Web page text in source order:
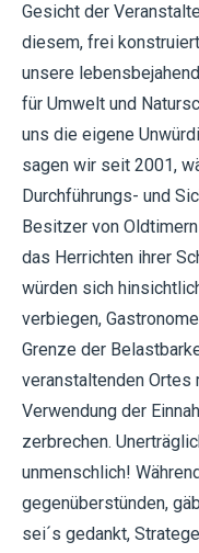
Gesicht der
diesem, frei
unsere
für Umwelt und
uns die eigene
sagen wir seit 2001,
Durchführungs- und
Besitzer von
das Herrichten ihrer
würden sich
verbiegen,
Grenze der
veranstaltenden
Verwendung der
zerbrechen.
unmenschlich!
gegenüberstünden,
sei´s gedankt,